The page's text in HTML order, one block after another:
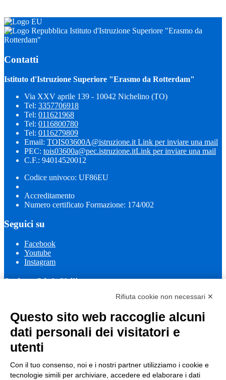
Istituto d'Istruzione Superiore "Erasmo da
Rotterdam"
Contatti
Istituto d'Istruzione Superiore "Erasmo da Rotterdam"
Via XXV aprile 139 - 10042 Nichelino (TO)
Tel: 3357706918
Tel: 011621968
Tel: 0116800780
Tel: 0116279809
Email: TOIS03600A@istruzione.it Link per inviare una mail
PEC: tois03600a@pec.istruzione.itLink per inviare una mail
C.F.: 94014520012
Codice univoco: UF86EU
Accreditamento
Numero certificato Formazione: 174/002
Seguici su
Facebook
Youtube
Instagram
Sezione Link Utili
Informativa Privacy
Ufficio Relazioni con il Pubblico
Dichiarazione di accessibilità
Obiettivi di accessibilità
Gestione consensi cookie
Amministrazione trasparente
Rifiuta cookie non necessari ✕
Questo sito web raccoglie alcuni
dati personali dei visitatori e
utenti
Con il tuo consenso, noi e i nostri partner utilizziamo i cookie e
tecnologie simili per archiviare, accedere ed elaborare i dati